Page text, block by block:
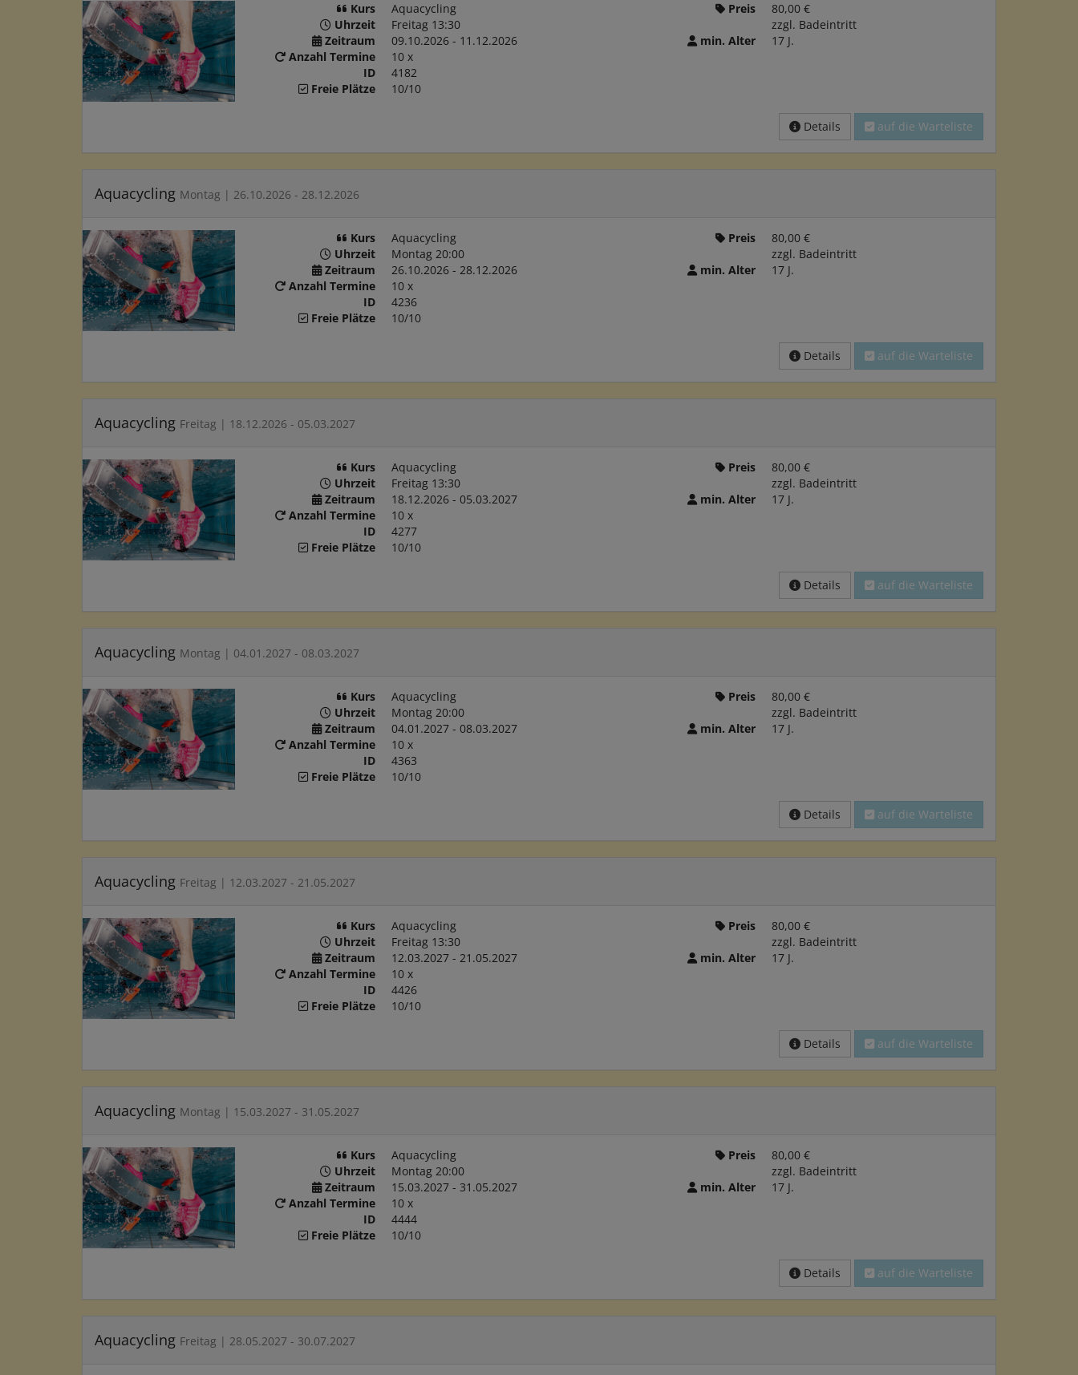
Kurs
Aquacycling
Uhrzeit
Freitag 13:30
Zeitraum
09.10.2026 - 11.12.2026
Anzahl Termine
10 x
ID
4182
Freie Plätze
10/10
Preis
80,00 €
zzgl. Badeintritt
min. Alter
17 J.
Details auf die Warteliste
Aquacycling Montag | 26.10.2026 - 28.12.2026
Kurs
Aquacycling
Uhrzeit
Montag 20:00
Zeitraum
26.10.2026 - 28.12.2026
Anzahl Termine
10 x
ID
4236
Freie Plätze
10/10
Preis
80,00 €
zzgl. Badeintritt
min. Alter
17 J.
Details auf die Warteliste
Aquacycling Freitag | 18.12.2026 - 05.03.2027
Kurs
Aquacycling
Uhrzeit
Freitag 13:30
Zeitraum
18.12.2026 - 05.03.2027
Anzahl Termine
10 x
ID
4277
Freie Plätze
10/10
Preis
80,00 €
zzgl. Badeintritt
min. Alter
17 J.
Details auf die Warteliste
Aquacycling Montag | 04.01.2027 - 08.03.2027
Kurs
Aquacycling
Uhrzeit
Montag 20:00
Zeitraum
04.01.2027 - 08.03.2027
Anzahl Termine
10 x
ID
4363
Freie Plätze
10/10
Preis
80,00 €
zzgl. Badeintritt
min. Alter
17 J.
Details auf die Warteliste
Aquacycling Freitag | 12.03.2027 - 21.05.2027
Kurs
Aquacycling
Uhrzeit
Freitag 13:30
Zeitraum
12.03.2027 - 21.05.2027
Anzahl Termine
10 x
ID
4426
Freie Plätze
10/10
Preis
80,00 €
zzgl. Badeintritt
min. Alter
17 J.
Details auf die Warteliste
Aquacycling Montag | 15.03.2027 - 31.05.2027
Kurs
Aquacycling
Uhrzeit
Montag 20:00
Zeitraum
15.03.2027 - 31.05.2027
Anzahl Termine
10 x
ID
4444
Freie Plätze
10/10
Preis
80,00 €
zzgl. Badeintritt
min. Alter
17 J.
Details auf die Warteliste
Aquacycling Freitag | 28.05.2027 - 30.07.2027